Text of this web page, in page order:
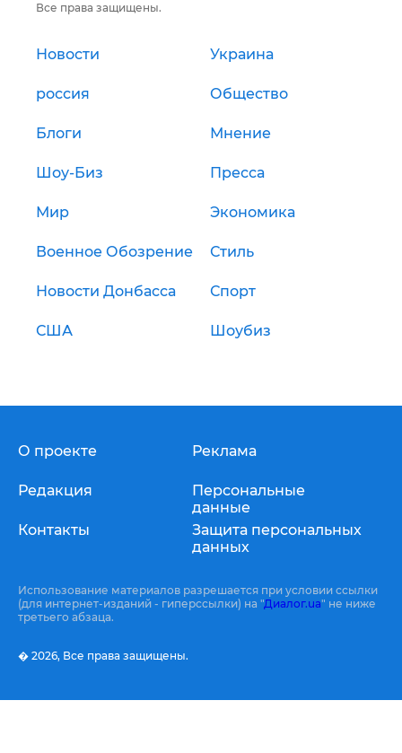
Все права защищены.
Новости Украина
россия Общество
Блоги Мнение
Шоу-Биз Пресса
Мир Экономика
Военное Обозрение Стиль
Новости Донбасса Спорт
США Шоубиз
О проекте
Редакция
Контакты
Реклама
Персональные
данные
Защита персональных
данных
Использование материалов разрешается при условии ссылки
(для интернет-изданий - гиперссылки) на "Диалог.ua" не ниже
третьего абзаца.
� 2026, Все права защищены.